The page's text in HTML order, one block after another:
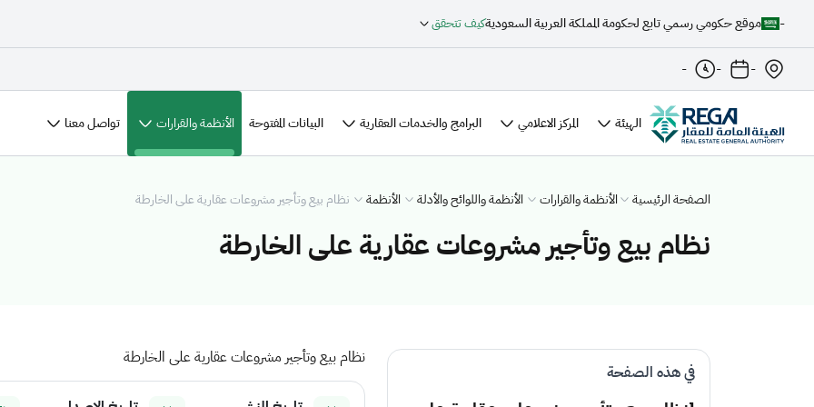
- موقع حكومي رسمي تابع لحكومة المملكة العربية السعوديةكيف تتحقق
-
-
-
الهيئة المركز الاعلامي البرامج والخدمات العقارية البيانات المفتوحة الأنظمة والقرارات تواصل معنا
الصفحة الرئيسية الأنظمة والقرارات الأنظمة واللوائح والأدلة الأنظمة نظام بيع وتأجير مشروعات عقارية على الخارطة
نظام بيع وتأجير مشروعات عقارية على الخارطة
في هذه الصفحة
نظام بيع وتأجير مشروعات عقارية على الخارطة